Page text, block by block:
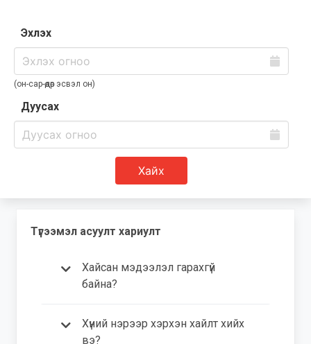
Эхлэх
(он-сар-өдөр эсвэл он)
Дуусах
Хайх
Түгээмэл асуулт хариулт
Хайсан мэдээлэл гарахгүй
байна?
Хүний нэрээр хэрхэн хайлт хийх
вэ?